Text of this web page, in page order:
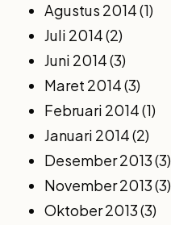
Agustus 2014(1)
Juli 2014(2)
Juni 2014(3)
Maret 2014(3)
Februari 2014(1)
Januari 2014(2)
Desember 2013(3)
November 2013(3)
Oktober 2013(3)